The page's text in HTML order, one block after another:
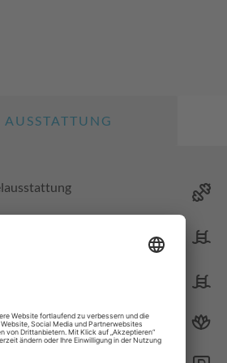
AUSSTATTUNG
Babyausstattung